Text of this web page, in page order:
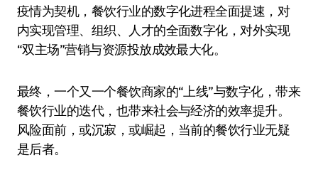
疫情为契机，餐饮行业的数字化进程全面提速，对
内实现管理、组织、人才的全面数字化，对外实现
“双主场”营销与资源投放成效最大化。
最终，一个又一个餐饮商家的“上线”与数字化，带来
餐饮行业的迭代，也带来社会与经济的效率提升。
风险面前，或沉寂，或崛起，当前的餐饮行业无疑
是后者。